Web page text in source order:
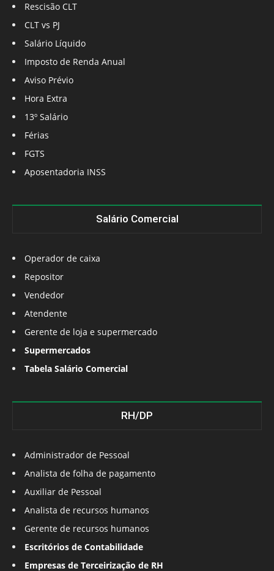
Rescisão CLT
CLT vs PJ
Salário Líquido
Imposto de Renda Anual
Aviso Prévio
Hora Extra
13º Salário
Férias
FGTS
Aposentadoria INSS
Salário Comercial
Operador de caixa
Repositor
Vendedor
Atendente
Gerente de loja e supermercado
Supermercados
Tabela Salário Comercial
RH/DP
Administrador de Pessoal
Analista de folha de pagamento
Auxiliar de Pessoal
Analista de recursos humanos
Gerente de recursos humanos
Escritórios de Contabilidade
Empresas de Terceirização de RH